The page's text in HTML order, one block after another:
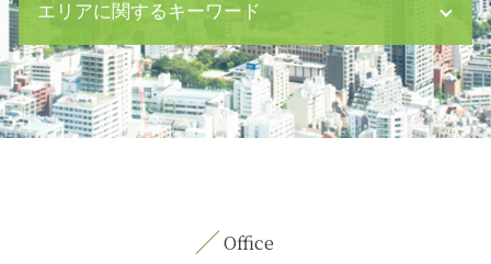
契約書 チェック
内部通報 制度
経理 財務
会社 破産手続き 費用
会社 破産 手続き 期間
法定相続分 兄弟のみ
離婚 協議書 書き方
婚姻費用 審判
刑事事件 流れ
特別養子縁組 相続
遺留分 侵害 請求
エリアに関するキーワード
労働問題 中央区 弁護士
債権回収 茅場町 弁護士
離婚 新宿区 弁護士
刑事事件 八丁堀 相談